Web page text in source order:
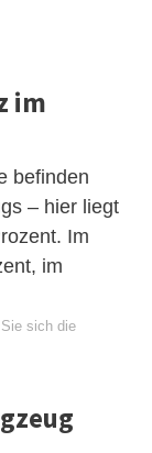
im
befinden
– hier liegt
Im
im
sich die